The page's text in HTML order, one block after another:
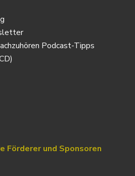
Podcast-Tipps
Förderer und Sponsoren